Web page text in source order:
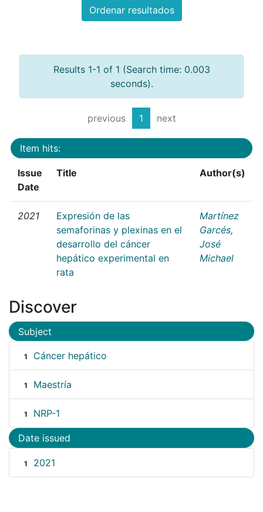
Ordenar resultados
Results 1-1 of 1 (Search time: 0.003
seconds).
previous 1 next
Item hits:
Issue
Date
Title Author(s)
2021
Expresión de las
semaforinas y plexinas en el
desarrollo del cáncer
hepático experimental en
rata
Martínez
Garcés,
José
Michael
Discover
Subject
1 Cáncer hepático
1 Maestría
1 NRP-1
Date issued
1 2021